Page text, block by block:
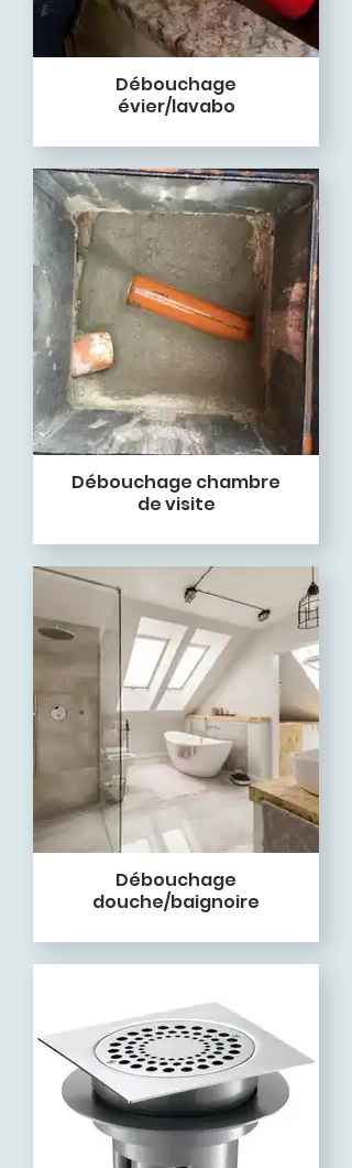
Débouchage
évier/lavabo
Débouchage chambre
de visite
Débouchage
douche/baignoire